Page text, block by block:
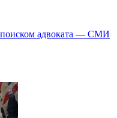
адвоката — СМИ